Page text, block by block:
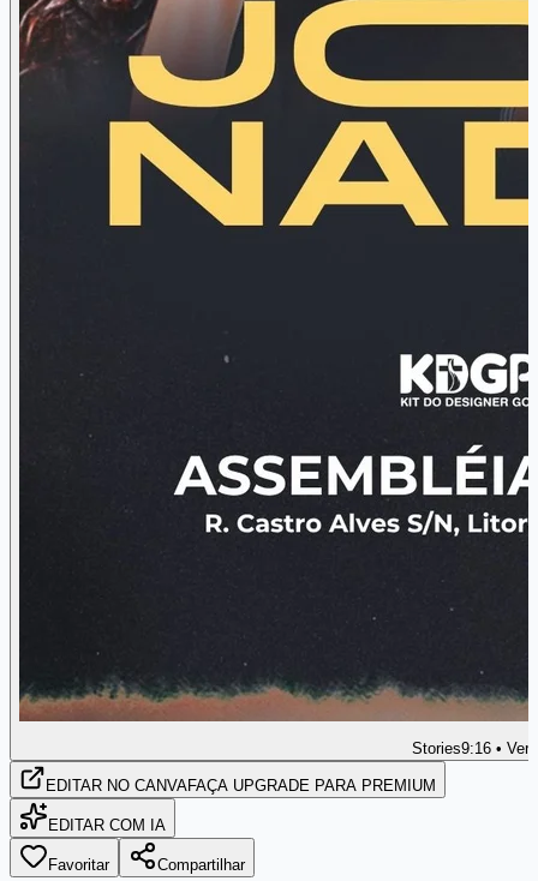
Stories9:16 •
EDITAR NO CANVAFAÇA UPGRADE PARA PREMIUM
EDITAR COM IA
Favoritar Compartilhar